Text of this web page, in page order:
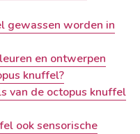
gewassen worden in
en ontwerpen
knuffel?
van de octopus knuffel
ook sensorische